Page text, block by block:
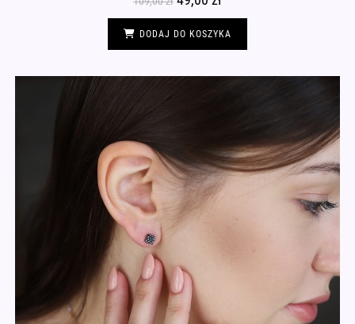
cena
wynosiła:
109,00 zł.
wynosi:
49,00 zł.
DODAJ DO KOSZYKA